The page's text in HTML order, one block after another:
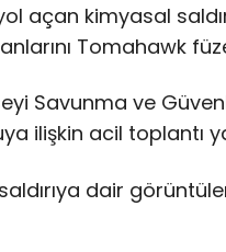
açan kimyasal
Tomahawk
Savunma ve
ilişkin acil toplantı
dair